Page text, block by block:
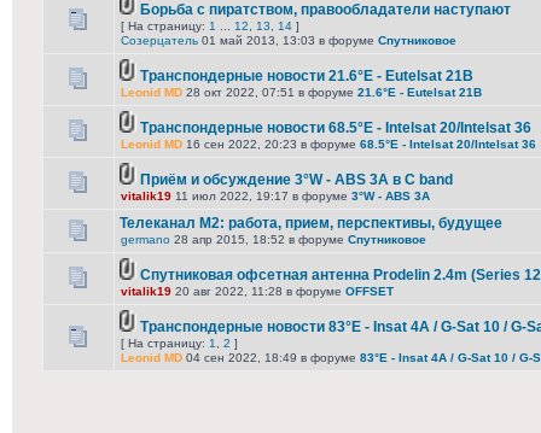
Борьба с пиратством, правообладатели наступают
[ На страницу: 1 12 13 14 ]
Созерцатель 01 май 2013, 13:03 в форуме Спутниковое
Транспондерные новости 21.6°E - Eutelsat 21B
Leonid MD 28 окт 2022, 07:51 в форуме 21.6°E - Eutelsat 21B
Транспондерные новости 68.5°E - Intelsat 20/Intelsat 36
Leonid MD 16 сен 2022, 20:23 в форуме 68.5°E - Intelsat 20/Intelsat 36
Приём и обсуждение 3°W - ABS 3A в C band
vitalik19 11 июл 2022, 19:17 в форуме 3°W - ABS 3A
Телеканал М2: работа, прием, перспективы, будущее
germano 28 апр 2015, 18:52 в форуме Спутниковое
Спутниковая офсетная антенна Prodelin 2.4m (Series
vitalik19 20 авг 2022, 11:28 в форуме OFFSET
Транспондерные новости 83°E - Insat 4A / G-Sat 10 / G-
[ На страницу: 1 2 ]
Leonid MD 04 сен 2022, 18:49 в форуме 83°E - Insat 4A / G-Sat 10 / G-